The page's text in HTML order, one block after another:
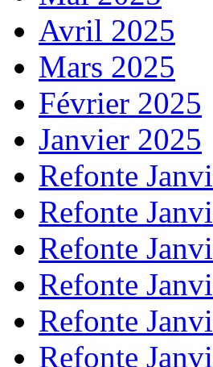
Avril 2025
Mars 2025
Février 2025
Janvier 2025
Refonte
Refonte
Refonte
Refonte
Refonte
Refonte